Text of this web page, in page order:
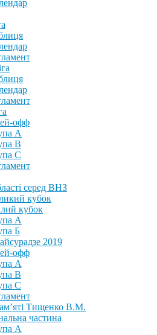
офф
А
В
С
серед ВНЗ
кубок
кубок
А
Б
2019
офф
А
В
С
Тищенко В.М.
частина
А